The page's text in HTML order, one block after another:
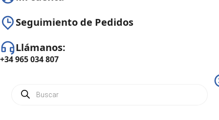
Seguimiento de Pedidos
Llámanos:
+34 965 034 807